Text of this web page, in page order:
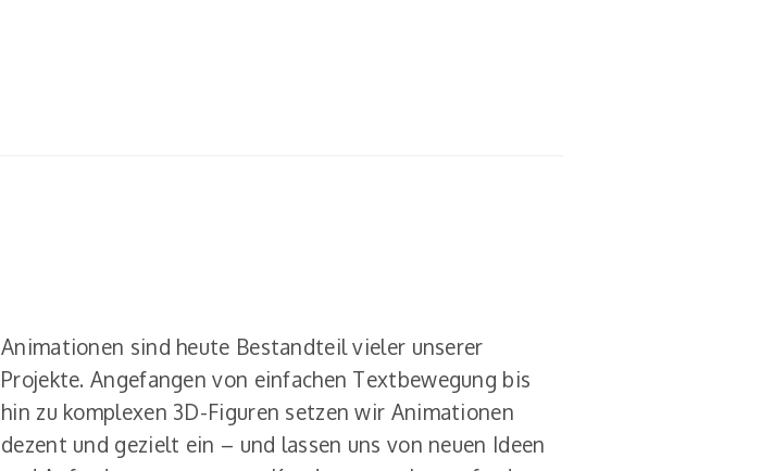
Animationen sind heute Bestandteil vieler unserer
Projekte. Angefangen von einfachen Textbewegung bis
hin zu komplexen 3D-Figuren setzen wir Animationen
dezent und gezielt ein – und lassen uns von neuen Ideen